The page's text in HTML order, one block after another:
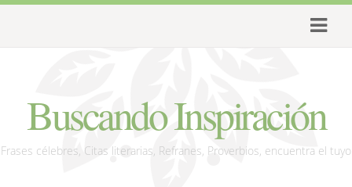
Buscando Inspiración
Frases célebres, Citas literarias, Refranes, Proverbios, encuentra el tuyo